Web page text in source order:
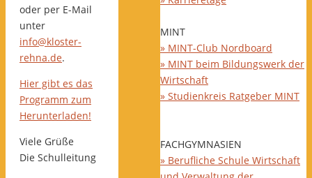
oder per E-Mail
unter
info@kloster-
rehna.de.
Hier gibt es das
Programm zum
Herunterladen!
Viele Grüße
Die Schulleitung
MINT
» MINT-Club Nordboard
» MINT beim Bildungswerk der
Wirtschaft
» Studienkreis Ratgeber MINT
FACHGYMNASIEN
» Berufliche Schule Wirtschaft